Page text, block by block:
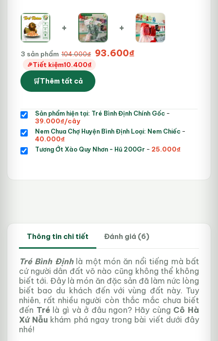
+ +
3 sản phẩm 104.000₫ Giá
là:
104.000₫.
93.600₫
Tiết kiệm10.400₫
Thêm tất cả
Sản phẩm hiện tại: Tré Bình Định Chính Gốc -
là:
50.000₫.
39.000₫Giá
hiện
tại
là:
39.000₫.
/cây
Nem Chua Chợ Huyện Bình Định Loại: Nem Chiếc -
40.000₫Giá
hiện
tại
Tương Ớt Xào Quy Nhơn - Hũ 200Gr - Giá
25.000₫Giá
25.000₫.
Thông tin chi tiết Đánh giá (6)
Tré Bình Địnhlà một món ăn nổi tiếng mà bất
cứ người dân đất võ nào cũng không thể không
biết tới. Đây là món ăn đặc sản đã làm nức lòng
biết bao du khách đến với vùng đất này. Tuy
nhiên, rất nhiều người còn thắc mắc chưa biết
đến Trélà gì và ở đâu ngon? Hãy cùng Cô Hà
Xứ Nẫu khám phá ngay trong bài viết dưới đây
nhé!